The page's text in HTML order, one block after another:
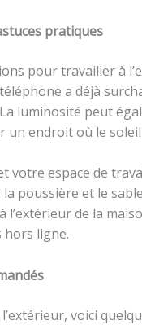
pratiques
pour travailler à
a déjà
luminosité peut
un endroit où le
votre espace de
la poussière et le
de la
hors ligne.
voici